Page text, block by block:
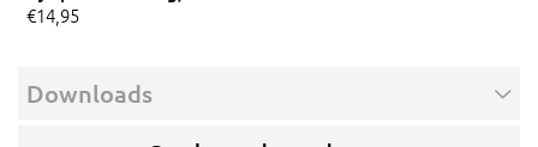
€14,95
Downloads